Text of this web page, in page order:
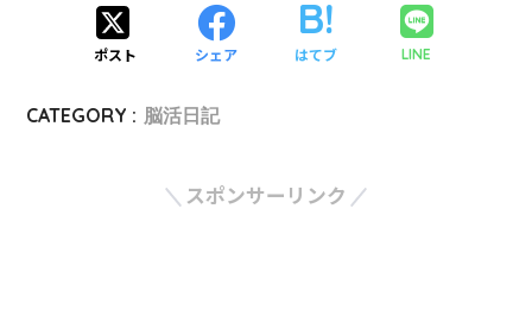
ポスト シェア はてブ LINE
CATEGORY : 脳活日記
スポンサーリンク